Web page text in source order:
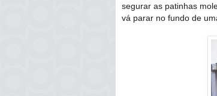
segurar as patinhas
vá parar no fundo de